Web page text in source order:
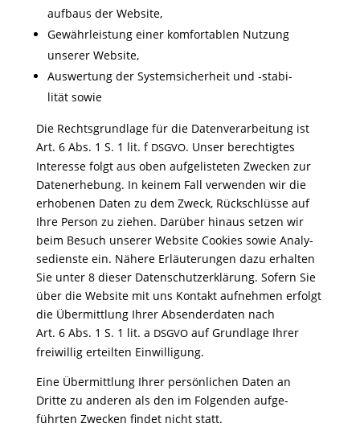
auf­baus der Website,
Gewähr­leis­tung einer komfor­ta­blen Nutzung
unserer Website,
Auswer­tung der System­si­cher­heit und ‑stabi­
lität sowie
Die Rechts­grund­lage für die Daten­ver­ar­bei­tung ist
Art. 6 Abs. 1 S. 1 lit. f DSGVO. Unser berech­tigtes
Inter­esse folgt aus oben aufge­lis­teten Zwecken zur
Daten­er­he­bung. In keinem Fall verwenden wir die
erho­benen Daten zu dem Zweck, Rück­schlüsse auf
Ihre Person zu ziehen. Darüber hinaus setzen wir
beim Besuch unserer Website Cookies sowie Analy­
se­dienste ein. Nähere Erläu­te­rungen dazu erhalten
Sie unter 8 dieser Daten­schutz­er­klä­rung. Sofern Sie
über die Website mit uns Kontakt aufnehmen erfolgt
die Über­mitt­lung Ihrer Absen­der­daten nach
Art. 6 Abs. 1 S. 1 lit. a DSGVOauf Grund­lage Ihrer
frei­willig erteilten Einwilligung.
Eine Über­mitt­lung Ihrer persön­li­chen Daten an
Dritte zu anderen als den im Folgenden aufge­
führten Zwecken findet nicht statt.